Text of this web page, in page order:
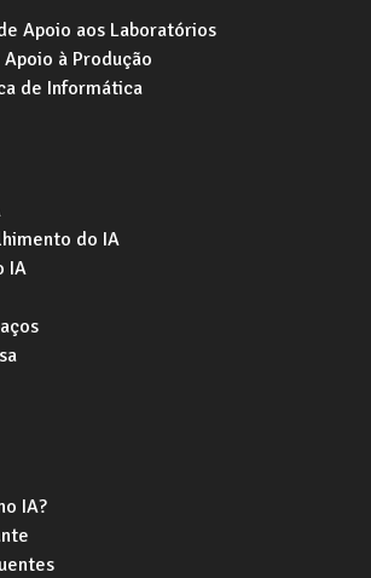
Apoio aos Laboratórios
à Produção
de Informática
do IA
IA
IA?